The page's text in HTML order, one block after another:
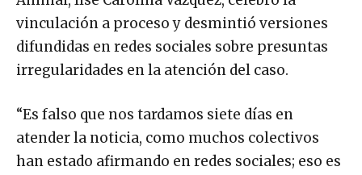
vinculación a proceso y desmintió versiones
difundidas en redes sociales sobre presuntas
irregularidades en la atención del caso.
“Es falso que nos tardamos siete días en
atender la noticia, como muchos colectivos
han estado afirmando en redes sociales; eso es